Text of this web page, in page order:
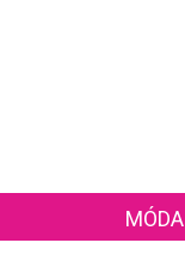
MÓDA